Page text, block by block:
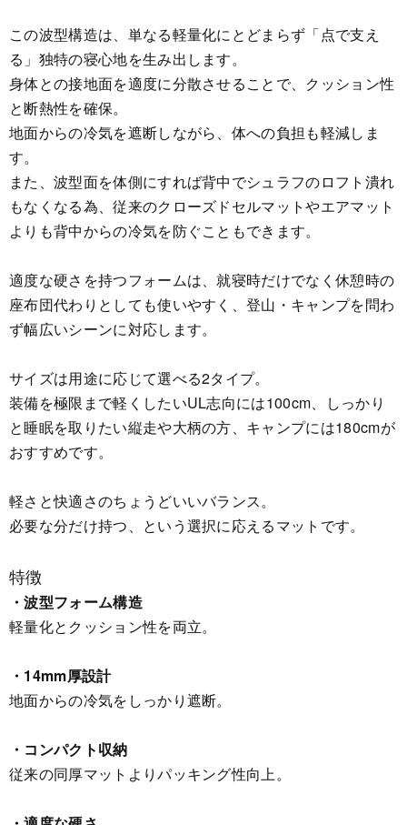
この波型構造は、単なる軽量化にとどまらず「点で支え
る」独特の寝心地を生み出します。
身体との接地面を適度に分散させることで、クッション性
と断熱性を確保。
地面からの冷気を遮断しながら、体への負担も軽減しま
す。
また、波型面を体側にすれば背中でシュラフのロフト潰れ
もなくなる為、従来のクローズドセルマットやエアマット
よりも背中からの冷気を防ぐこともできます。
適度な硬さを持つフォームは、就寝時だけでなく休憩時の
座布団代わりとしても使いやすく、登山・キャンプを問わ
ず幅広いシーンに対応します。
サイズは用途に応じて選べる2タイプ。
装備を極限まで軽くしたいUL志向には100cm、しっかり
と睡眠を取りたい縦走や大柄の方、キャンプには180cmが
おすすめです。
軽さと快適さのちょうどいいバランス。
必要な分だけ持つ、という選択に応えるマットです。
特徴
・波型フォーム構造
軽量化とクッション性を両立。
・14mm厚設計
地面からの冷気をしっかり遮断。
・コンパクト収納
従来の同厚マットよりパッキング性向上。